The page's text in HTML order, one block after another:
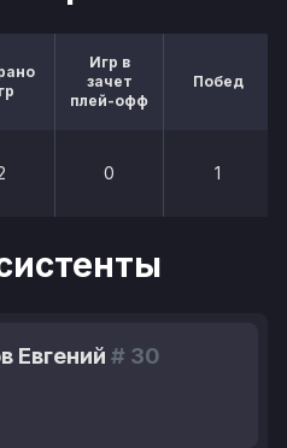
Игр в
зачет
плей-офф
Побед
0 1
Евгений # 30